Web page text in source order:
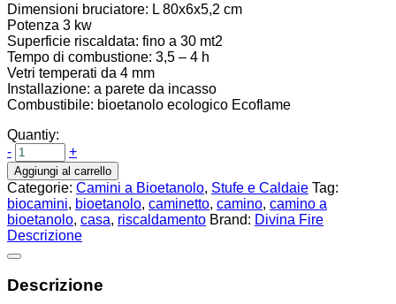
Dimensioni bruciatore: L 80x6x5,2 cm
Potenza 3 kw
Superficie riscaldata: fino a 30 mt2
Tempo di combustione: 3,5 – 4 h
Vetri temperati da 4 mm
Installazione: a parete da incasso
Combustibile: bioetanolo ecologico Ecoflame
Quantiy:
-
+
Aggiungi al carrello
Categorie: Camini a Bioetanolo, Stufe e Caldaie Tag:
biocamini, bioetanolo, caminetto, camino, camino a
bioetanolo, casa, riscaldamento Brand: Divina Fire
Descrizione
Descrizione